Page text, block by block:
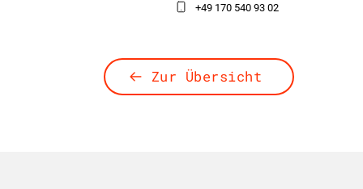
+49 170 540 93 02
Zur Übersicht